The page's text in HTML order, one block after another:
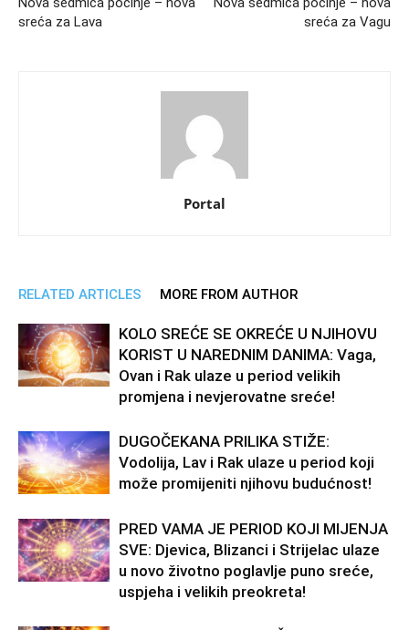
sreća za Lava
sreća za Vagu
Portal
RELATED ARTICLES MORE FROM AUTHOR
KOLO SREĆE SE OKREĆE U NJIHOVU
KORIST U NAREDNIM DANIMA: Vaga,
Ovan i Rak ulaze u period velikih
promjena i nevjerovatne sreće!
DUGOČEKANA PRILIKA STIŽE:
Vodolija, Lav i Rak ulaze u period koji
može promijeniti njihovu budućnost!
PRED VAMA JE PERIOD KOJI MIJENJA
SVE: Djevica, Blizanci i Strijelac ulaze
u novo životno poglavlje puno sreće,
uspjeha i velikih preokreta!